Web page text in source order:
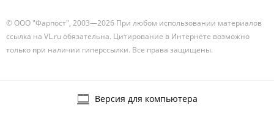
© ООО "Фарпост", 2003—2026 При любом использовании материалов
ссылка на VL.ru обязательна. Цитирование в Интернете возможно
только при наличии гиперссылки. Все права защищены.
Версия для компьютера